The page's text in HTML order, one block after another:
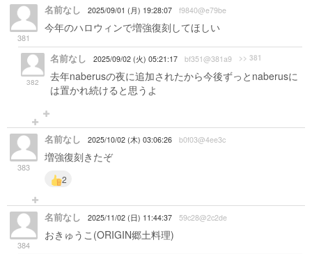
381
名前なし 2025/09/01 (月) 19:28:07 f9840@e79be
今年のハロウィンで増強復刻してほしい
382
名前なし 2025/09/02 (火) 05:21:17 bf351@381a9 >> 381
去年naberusの夜に追加されたから今後ずっとnaberusに
は置かれ続けると思うよ
383
名前なし 2025/10/02 (木) 03:06:26 b0f03@4ee3c
増強復刻きたぞ
2
384
名前なし 2025/11/02 (日) 11:44:37 59c28@2c2de
おきゅうこ(ORIGIN郷土料理)